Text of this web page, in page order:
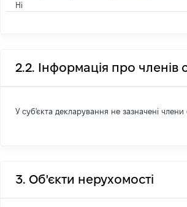
Ні
2.2. Інформація про членів
У суб'єкта декларування не зазначені члени
3. Об'єкти нерухомості